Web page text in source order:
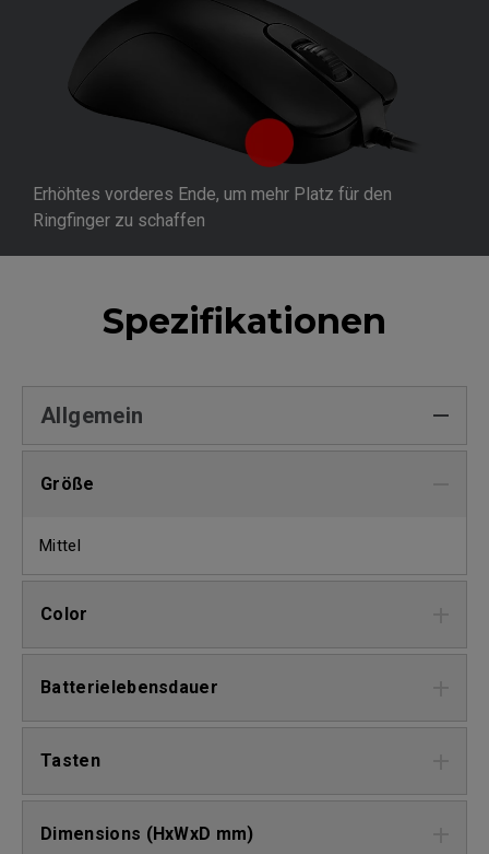
Erhöhtes vorderes Ende, um mehr Platz für den
Ringfinger zu schaffen
Spezifikationen
Allgemein
Größe
Mittel
Color
Batterielebensdauer
Tasten
Dimensions (HxWxD mm)